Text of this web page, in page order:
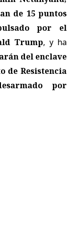
de 15 puntos
por el
Trump, y ha
del enclave
de Resistencia
por